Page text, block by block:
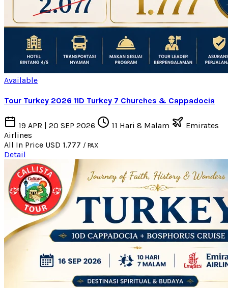
Available
Tour Turkey 2026 11D Turkey 7 Churches & Cappadocia
19 APR | 20 SEP 2026 11 Hari 8 Malam
Emirates
Airlines
All In Price USD 1.777 / PAX
Detail